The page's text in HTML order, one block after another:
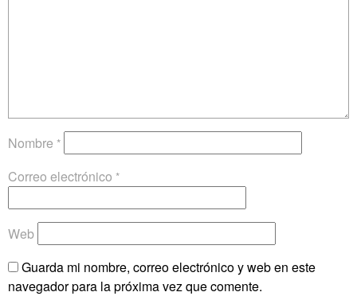
Nombre *
Correo electrónico *
Web
Guarda mi nombre, correo electrónico y web en este
navegador para la próxima vez que comente.